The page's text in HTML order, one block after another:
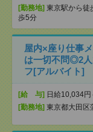
[勤務地] 東京駅から徒
歩5分
屋内×座り仕事
は一切不問◎2人
フ[アルバイト]
[給 与] 日給10,034円
[勤務地] 東京都大田区